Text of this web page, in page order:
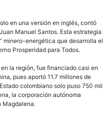
en una versión en inglés, contó
Manuel Santos. Esta estrategia
minero-energética que desarrolla el
Prosperidad para Todos.
la región, fue financiado casi en
pues aportó 11.7 millones de
colombiano solo puso 750 mil
la corporación autónoma
Magdalena.